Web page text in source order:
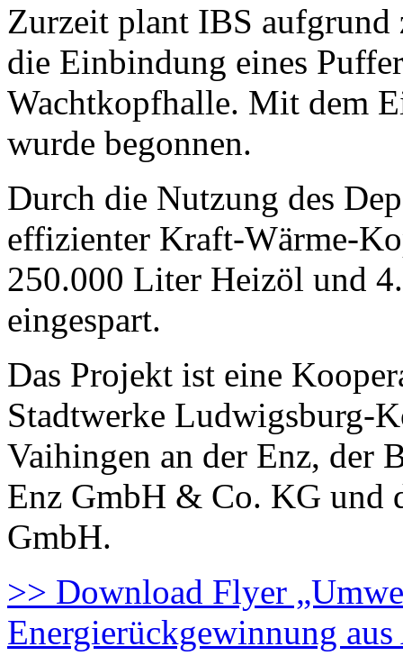
Zurzeit plant IBS aufgrund
die Einbindung eines
Wachtkopfhalle. Mit dem
wurde begonnen.
Durch die Nutzung des
effizienter Kraft-Wärme-
250.000 Liter Heizöl und
eingespart.
Das Projekt ist eine
Stadtwerke Ludwigsburg-
Vaihingen an der Enz, der
Enz GmbH & Co. KG und
GmbH.
>> Download Flyer
Energierückgewinnung